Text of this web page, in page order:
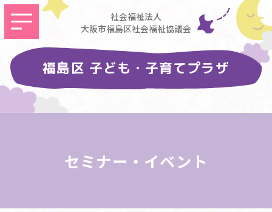
社会福祉法人
大阪市福島区社会福祉協議会
福島区 子ども・子育てプラザ
セミナー・イベント